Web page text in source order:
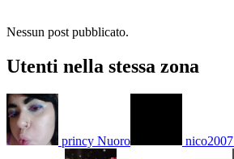
Nessun post pubblicato.
Utenti nella stessa zona
princy Nuoro nico2007